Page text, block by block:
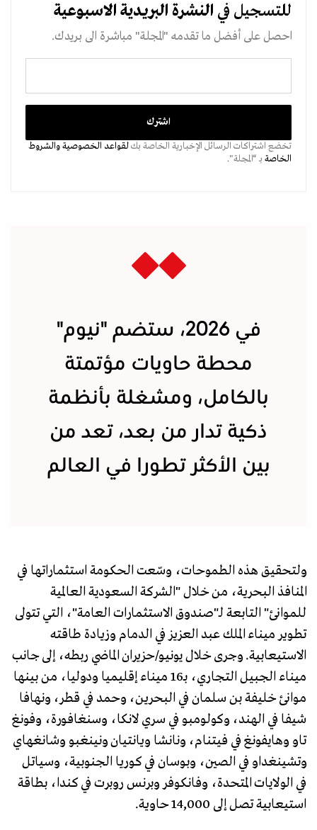
للتسجيل في النشرة البريدية الاسبوعية
احصل على أفضل ما تقدمه "المجلة" مباشرة الى بريدك.
تخضع اشتراكات الرسائل الإخبارية الخاصة بكلقواعد الخصوصيةوالشروط
الخاصة بـ “المجلة".
في 2026، ستضم "نيوم"
محطة حاويات مؤتمتة
بالكامل، ومشغلة بأنظمة
ذكية تدار من بعد، تعد من
بين الأكثر تطورا في العالم
ولتحقيق هذه الطموحات، وسّعت الحكومة استثماراتها في
المنافذ البحرية، من خلال "الشركة السعودية العالمية
للموانئ" التابعة لـ"صندوق الاستثمارات العامة"، التي تتولى
تطوير ميناء الملك عبد العزيز في الدمام وزيادة طاقته
الاستيعابية. وجرى خلال يونيو/حزيران الماضي ربطه، إلى جانب
ميناء الجبيل التجاري، بـ16 ميناء إقليميا ودوليا، من بينها
موانئ خليفة بن سلمان في البحرين، وحمد في قطر، ونهافا
شيفا في الهند، وكولومبو في سري لانكا، وسنغافورة، وفونغ
تاو وهايفونغ في فيتنام، ونانشا ويانتيان ونينغبو وشانغهاي
وتشينغداو في الصين، وبوسان في كوريا الجنوبية، وسياتل
في الولايات المتحدة، وفانكوفر وبرنس روبرت في كندا، بطاقة
استيعابية تصل إلى 14,000 حاوية.